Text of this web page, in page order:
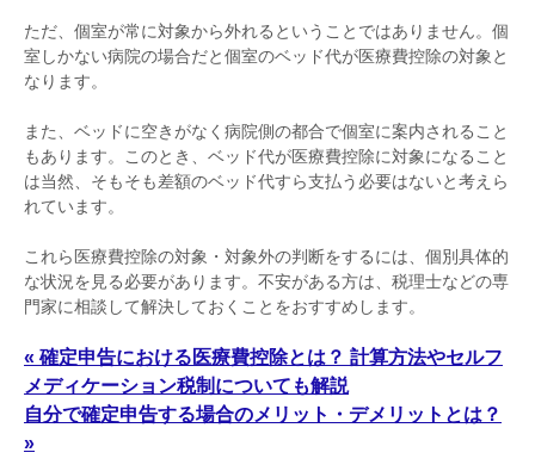
ただ、個室が常に対象から外れるということではありません。個
室しかない病院の場合だと個室のベッド代が医療費控除の対象と
なります。
また、ベッドに空きがなく病院側の都合で個室に案内されること
もあります。このとき、ベッド代が医療費控除に対象になること
は当然、そもそも差額のベッド代すら支払う必要はないと考えら
れています。
これら医療費控除の対象・対象外の判断をするには、個別具体的
な状況を見る必要があります。不安がある方は、税理士などの専
門家に相談して解決しておくことをおすすめします。
« 確定申告における医療費控除とは？ 計算方法やセルフ
メディケーション税制についても解説
自分で確定申告する場合のメリット・デメリットとは？
»